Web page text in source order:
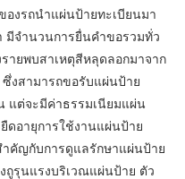
งรถนำแผ่นป้ายทะเบียนมา
มีจำนวนการยื่นคำขอรวมทั่ว
รายพบสาเหตุสีหลุดลอกมาจาก
งสามารถขอรับแผ่นป้าย
แต่จะมีค่าธรรมเนียมแผ่น
ดอายุการใช้งานแผ่นป้าย
ำคัญกับการดูแลรักษาแผ่นป้าย
ถูรุนแรงบริเวณแผ่นป้าย ตัว